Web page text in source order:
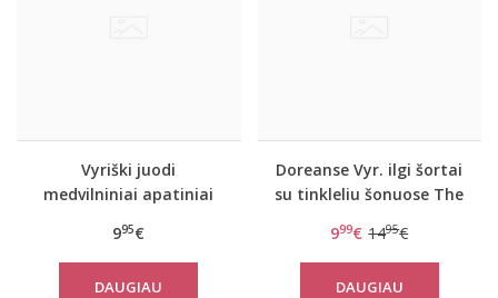
Vyriški juodi
medvilniniai apatiniai
995€
DAUGIAU
Doreanse Vyr. ilgi šortai
su tinkleliu šonuose The
999€ 1495€
DAUGIAU